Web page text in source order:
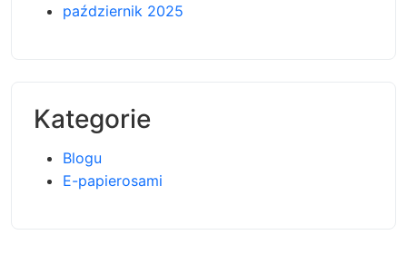
październik 2025
Kategorie
Blogu
E-papierosami